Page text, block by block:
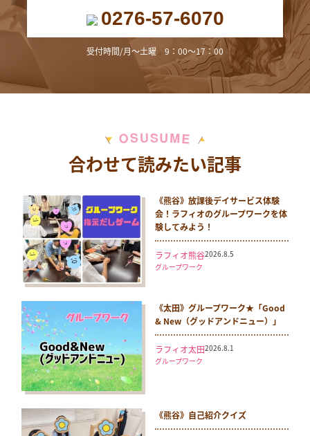
0276-57-6070
受付時間/月～土曜 9：00～17：00
OSUSUME
合わせて読みたい記事
《熊谷》放課後デイサービス体験
会！ラフィオのグループワークを体
験してみよう！
ラフィオ熊谷2026.8.5
グループワーク
《太田》グループワーク★「Good
& New（グッドアンドニュー）」
ラフィオ太田2026.8.1
グループワーク
《熊谷》自己紹介クイズ